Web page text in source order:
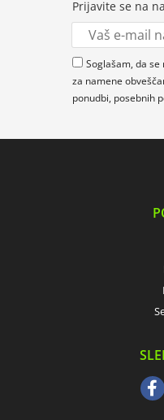
Prijavite se na
Soglašam, da
za namene
ponudbi, posebnih